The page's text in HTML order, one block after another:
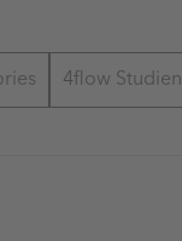
4flow Studien